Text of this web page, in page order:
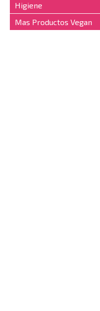
Higiene
Mas Productos Vegan